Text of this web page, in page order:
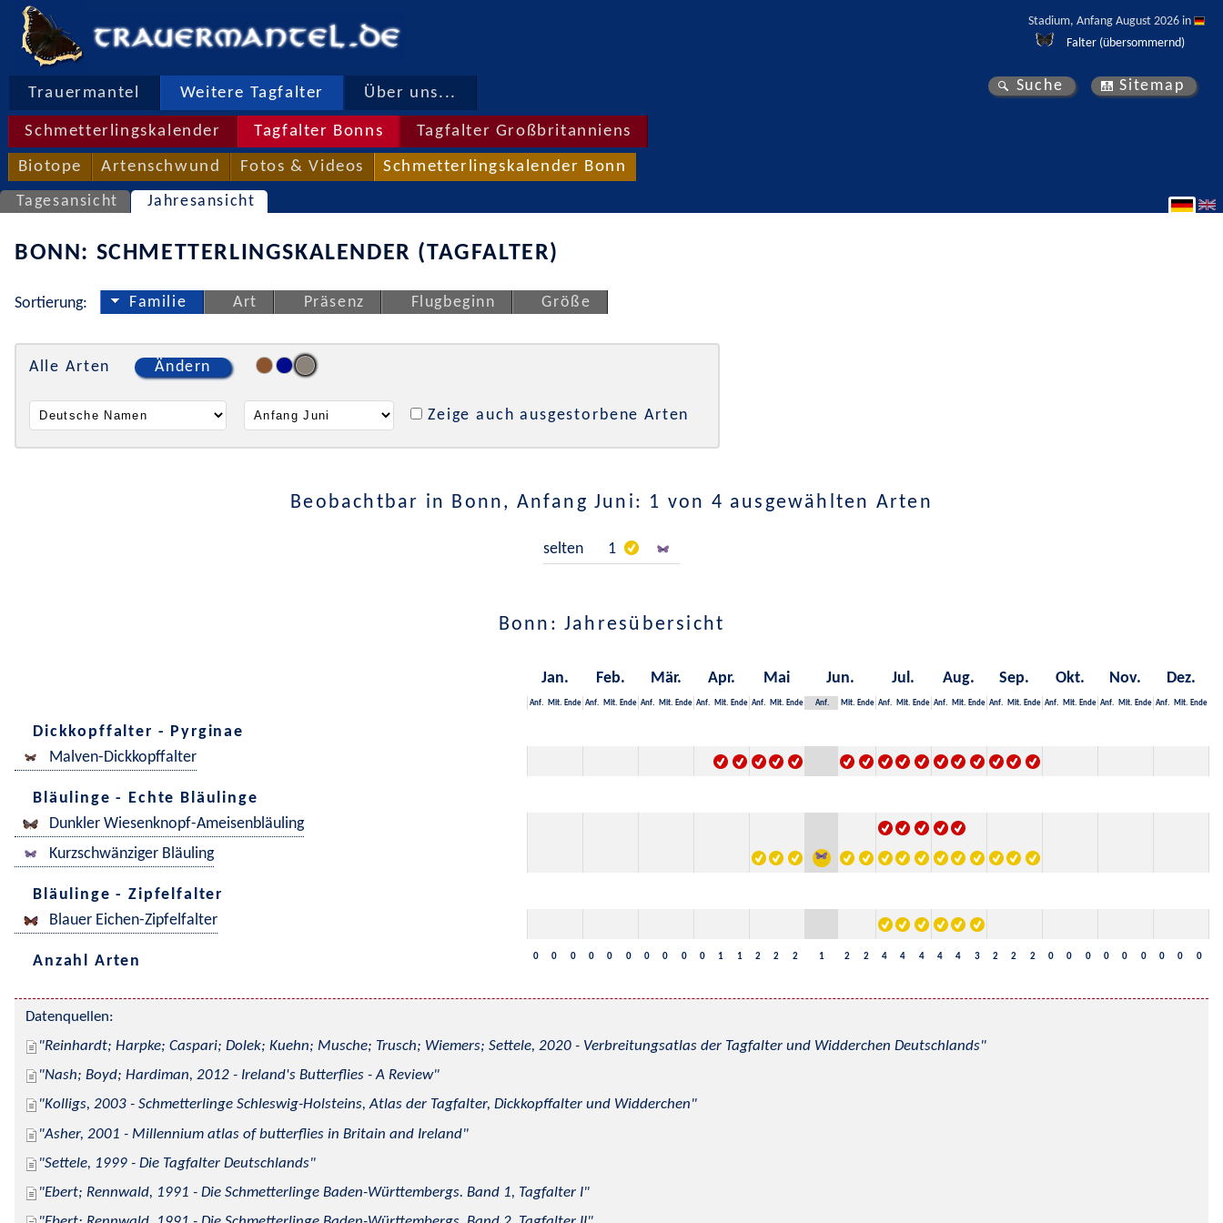
Stadium, Anfang August 2026 in
Falter (übersommernd)
Trauermantel Weitere Tagfalter Über uns...
Schmetterlingskalender Tagfalter Bonns Tagfalter Großbritanniens
Biotope Artenschwund Fotos & Videos Schmetterlingskalender Bonn
Suche Sitemap
Tagesansicht Jahresansicht
BONN: SCHMETTERLINGSKALENDER (TAGFALTER)
Sortierung: Familie Art Präsenz Flugbeginn Größe
Alle Arten Ändern
Zeige auch ausgestorbene Arten
Beobachtbar in Bonn, Anfang Juni: 1 von 4 ausgewählten Arten
selten 1
Bonn: Jahresübersicht
Jan. Feb. Mär. Apr. Mai Jun. Jul. Aug. Sep. Okt. Nov. Dez.
Anf. Mit. Ende Anf. Mit. Ende Anf. Mit. Ende Anf. Mit. Ende Anf. Mit. Ende Anf. Mit. Ende Anf. Mit. Ende Anf. Mit. Ende Anf. Mit. Ende Anf. Mit. Ende Anf. Mit. Ende Anf. Mit. Ende
Dickkopffalter - Pyrginae
Malven-Dickkopffalter
Bläulinge - Echte Bläulinge
Dunkler Wiesenknopf-Ameisenbläuling
Kurzschwänziger Bläuling
Bläulinge - Zipfelfalter
Blauer Eichen-Zipfelfalter
Anzahl Arten 0 0 0 0 0 0 0 0 0 0 1 1 2 2 2 1 2 2 4 4 4 4 4 3 2 2 2 0 0 0 0 0 0 0 0 0
Datenquellen:
Reinhardt; Harpke; Caspari; Dolek; Kuehn; Musche; Trusch; Wiemers; Settele, 2020 - Verbreitungsatlas der Tagfalter und Widderchen Deutschlands
Nash; Boyd; Hardiman, 2012 - Ireland's Butterflies - A Review
Kolligs, 2003 - Schmetterlinge Schleswig-Holsteins, Atlas der Tagfalter, Dickkopffalter und Widderchen
Asher, 2001 - Millennium atlas of butterflies in Britain and Ireland
Settele, 1999 - Die Tagfalter Deutschlands
Ebert; Rennwald, 1991 - Die Schmetterlinge Baden-Württembergs. Band 1, Tagfalter I